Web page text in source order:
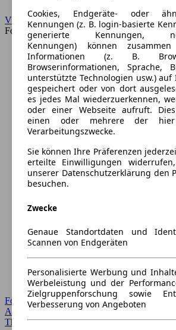
VW
Forum
Forum Startseite
Alle Auto-Foren
Themen-Forum
Cookies, Endgeräte- oder
Kennungen (z. B. login-basierte
generierte Kennungen,
Kennungen) können
Informationen (z. B.
Browserinformationen, Sprache,
unterstützte Technologien usw.)
gespeichert oder von dort
es jedes Mal wiederzuerkennen,
oder einer Webseite aufruft.
einen oder mehrere der hier
Verarbeitungszwecke.
Sie können Ihre Präferenzen
erteilte Einwilligungen
unserer Datenschutzerklärung den
besuchen.
Zwecke
Genaue Standortdaten und
Scannen von Endgeräten
Personalisierte Werbung und
Werbeleistung und der
Zielgruppenforschung sowie
Verbesserung von Angeboten